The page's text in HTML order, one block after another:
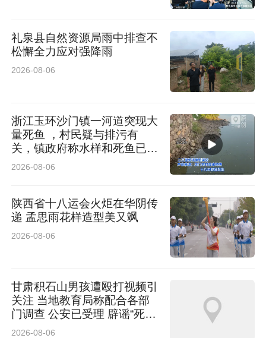
礼泉县自然资源局雨中排查不
松懈全力应对强降雨
2026-08-06
浙江玉环沙门镇一河道突现大
量死鱼 ，村民疑与排污有
关，镇政府称水样和死鱼已送
检
2026-08-06
陕西省十八运会火炬在华阴传
递 孟思雨花样造型美又飒
2026-08-06
甘肃积石山男孩遭殴打视频引
关注 当地教育局称配合各部
门调查 公安已受理 辟谣“死
亡”传言
2026-08-06